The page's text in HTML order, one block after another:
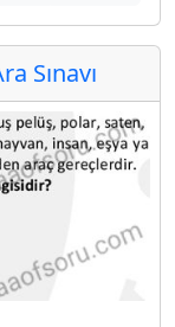
Sınavı